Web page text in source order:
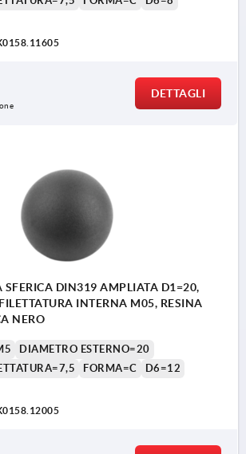
DETTAGLI
SFERICA DIN319 AMPLIATA D1=20,
INTERNA M05, RESINA
NERO
DIAMETRO ESTERNO=20
FORMA=C
D6=12